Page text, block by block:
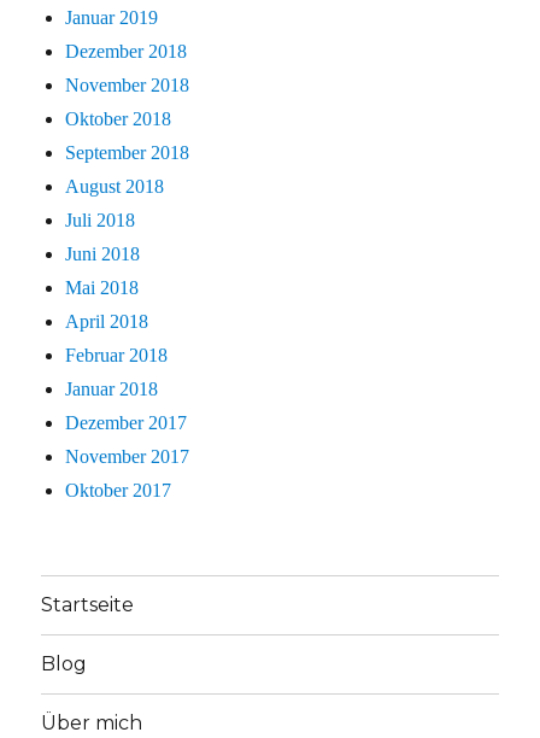
Januar 2019
Dezember 2018
November 2018
Oktober 2018
September 2018
August 2018
Juli 2018
Juni 2018
Mai 2018
April 2018
Februar 2018
Januar 2018
Dezember 2017
November 2017
Oktober 2017
Startseite
Blog
Über mich